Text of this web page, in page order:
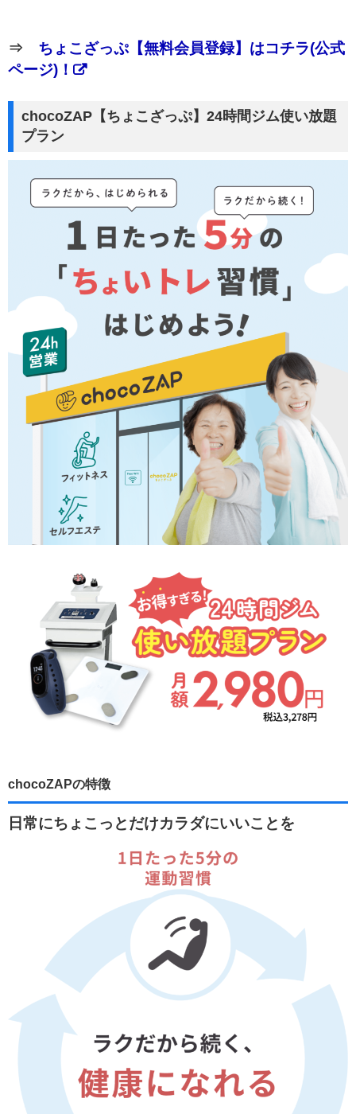
⇒ ちょこざっぷ【無料会員登録】はコチラ(公式
ページ)！
chocoZAP【ちょこざっぷ】24時間ジム使い放題
プラン
chocoZAPの特徴
日常にちょこっとだけカラダにいいことを